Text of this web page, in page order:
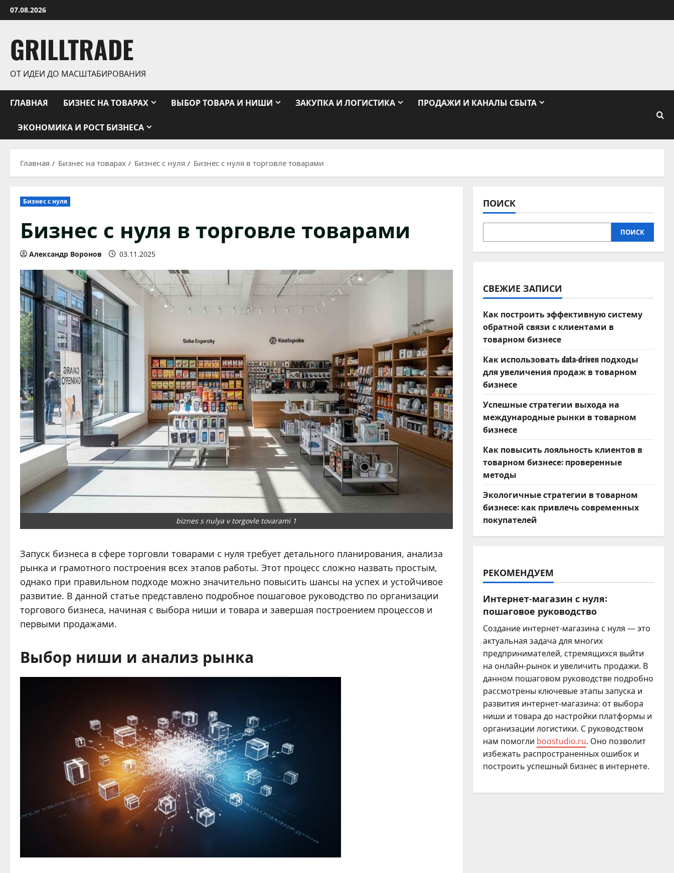
Перейти
к
07.08.2026
GRILLTRADE
ОТ ИДЕИ ДО МАСШТАБИРОВАНИЯ
ГЛАВНАЯ БИЗНЕС НА ТОВАРАХ ВЫБОР ТОВАРА И НИШИ ЗАКУПКА И ЛОГИСТИКА ПРОДАЖИ И КАНАЛЫ СБЫТА
ЭКОНОМИКА И РОСТ БИЗНЕСА
Главная Бизнес на товарах Бизнес с нуля Бизнес с нуля в торговле товарами
Бизнес с нуля
Бизнес с нуля в торговле товарами
Александр Воронов 03.11.2025
biznes s nulya v torgovle tovarami 1
Запуск бизнеса в сфере торговли товарами с нуля требует детального планирования, анализа
рынка и грамотного построения всех этапов работы. Этот процесс сложно назвать простым,
однако при правильном подходе можно значительно повысить шансы на успех и устойчивое
развитие. В данной статье представлено подробное пошаговое руководство по организации
торгового бизнеса, начиная с выбора ниши и товара и завершая построением процессов и
первыми продажами.
Выбор ниши и анализ рынка
ПОИСК
ПОИСК
СВЕЖИЕ ЗАПИСИ
Как построить эффективную систему
обратной связи с клиентами в
товарном бизнесе
Как использовать data-driven подходы
для увеличения продаж в товарном
бизнесе
Успешные стратегии выхода на
международные рынки в товарном
бизнесе
Как повысить лояльность клиентов в
товарном бизнесе: проверенные
методы
Экологичные стратегии в товарном
бизнесе: как привлечь современных
покупателей
РЕКОМЕНДУЕМ
Интернет-магазин с нуля:
пошаговое руководство
Создание интернет-магазина с нуля — это
актуальная задача для многих
предпринимателей, стремящихся выйти
на онлайн-рынок и увеличить продажи. В
данном пошаговом руководстве подробно
рассмотрены ключевые этапы запуска и
развития интернет-магазина: от выбора
ниши и товара до настройки платформы и
организации логистики. С руководством
нам помогли boostudio.ru. Оно позволит
избежать распространенных ошибок и
построить успешный бизнес в интернете.